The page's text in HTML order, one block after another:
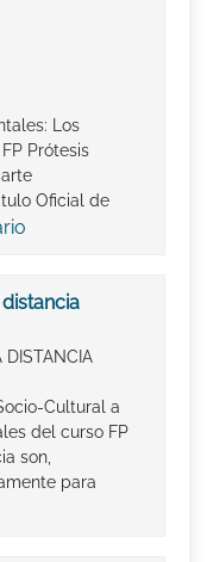
Los
Prótesis
Oficial de
DISTANCIA
Cultural a
del curso FP
son,
para